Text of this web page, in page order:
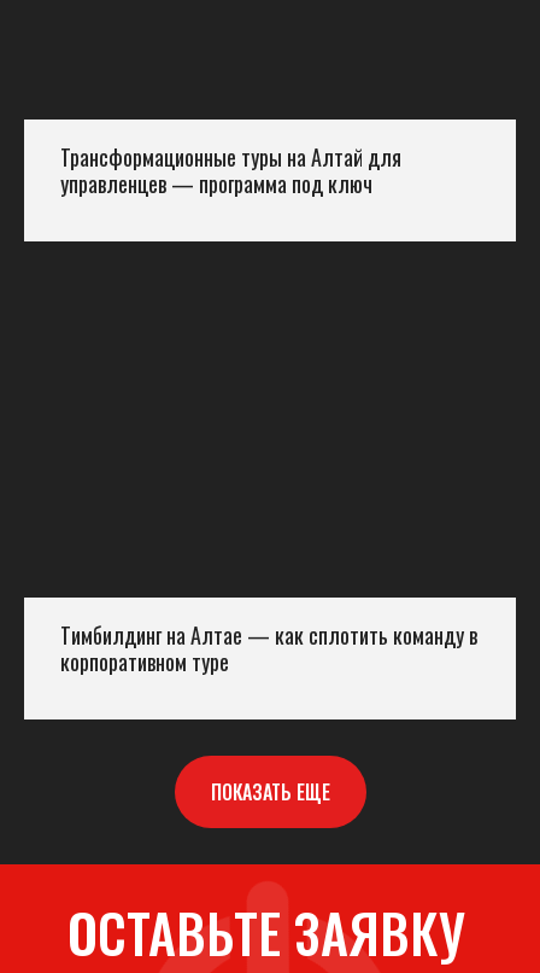
Трансформационные туры на Алтай для
управленцев — программа под ключ
Тимбилдинг на Алтае — как сплотить команду в
корпоративном туре
ПОКАЗАТЬ ЕЩЕ
ОСТАВЬТЕ ЗАЯВКУ